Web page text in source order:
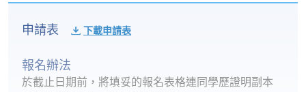
申請表 下載申請表
報名辦法
於截止日期前，將填妥的報名表格連同學歷證明副本